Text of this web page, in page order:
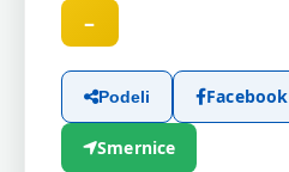
–
Podeli Facebook
Smernice